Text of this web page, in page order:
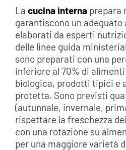
La cucina internaprepara
garantiscono un
elaborati da esperti
delle linee guida
sono preparati con una
inferiore al 70% di
biologica, prodotti tipici e
protetta. Sono previsti
(autunnale, invernale,
rispettare la freschezza
con una rotazione su
per una maggiore varietà